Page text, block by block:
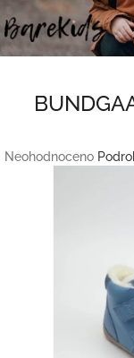
Přejít
na
obsah
Průměrné
Neohodnoceno